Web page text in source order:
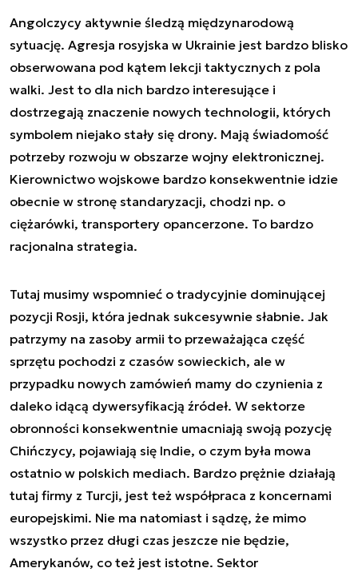
Angolczycy aktywnie śledzą międzynarodową
sytuację. Agresja rosyjska w Ukrainie jest bardzo blisko
obserwowana pod kątem lekcji taktycznych z pola
walki. Jest to dla nich bardzo interesujące i
dostrzegają znaczenie nowych technologii, których
symbolem niejako stały się drony. Mają świadomość
potrzeby rozwoju w obszarze wojny elektronicznej.
Kierownictwo wojskowe bardzo konsekwentnie idzie
obecnie w stronę standaryzacji, chodzi np. o
ciężarówki, transportery opancerzone. To bardzo
racjonalna strategia.
Tutaj musimy wspomnieć o tradycyjnie dominującej
pozycji Rosji, która jednak sukcesywnie słabnie. Jak
patrzymy na zasoby armii to przeważająca część
sprzętu pochodzi z czasów sowieckich, ale w
przypadku nowych zamówień mamy do czynienia z
daleko idącą dywersyfikacją źródeł. W sektorze
obronności konsekwentnie umacniają swoją pozycję
Chińczycy, pojawiają się Indie, o czym była mowa
ostatnio w polskich mediach. Bardzo prężnie działają
tutaj firmy z Turcji, jest też współpraca z koncernami
europejskimi. Nie ma natomiast i sądzę, że mimo
wszystko przez długi czas jeszcze nie będzie,
Amerykanów, co też jest istotne. Sektor